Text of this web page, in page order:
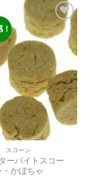
ほし
い物
リス
トに
スコーン
ーバイトスコー
・かぼちゃ